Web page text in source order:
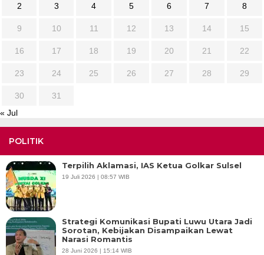
2 3 4 5 6 7 8
9 10 11 12 13 14 15
16 17 18 19 20 21 22
23 24 25 26 27 28 29
30
31
« Jul
POLITIK
Terpilih Aklamasi, IAS Ketua Golkar Sulsel
19 Juli 2026 | 08:57 WIB
Strategi Komunikasi Bupati Luwu Utara Jadi
Sorotan, Kebijakan Disampaikan Lewat
Narasi Romantis
28 Juni 2026 | 15:14 WIB